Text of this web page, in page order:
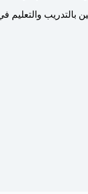
بالتدريب والتعليم